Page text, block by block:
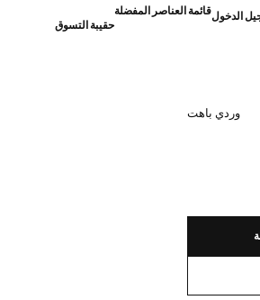
الدخولقائمة العناصر المفضلة
حقيبة التسوق
وردي باهت